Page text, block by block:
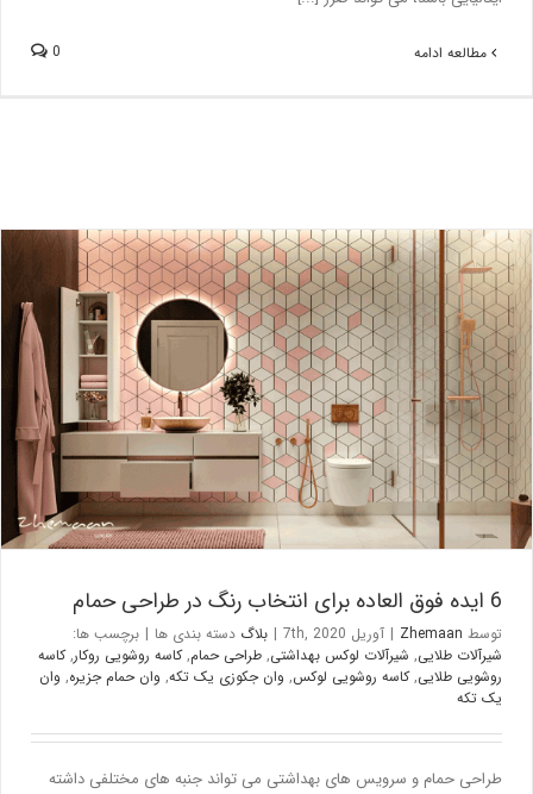
مطالعه ادامه
6 ایده فوق العاده برای انتخاب رنگ در طراحی حمام
بلاگ
توسطZhemaan
| آوریل 7th, 2020 | بلاگدسته بندی ها
برچسب ها:
شیرآلات طلایی,شیرآلات لوکس بهداشتی,طراحی حمام,کاسه روشویی روکار,کاسه
روشویی طلایی,کاسه روشویی لوکس,وان جکوزی یک تکه ,وان حمام جزیره,وان
یک تکه
طراحی حمام و سرویس های بهداشتی می تواند جنبه های مختلفی داشته